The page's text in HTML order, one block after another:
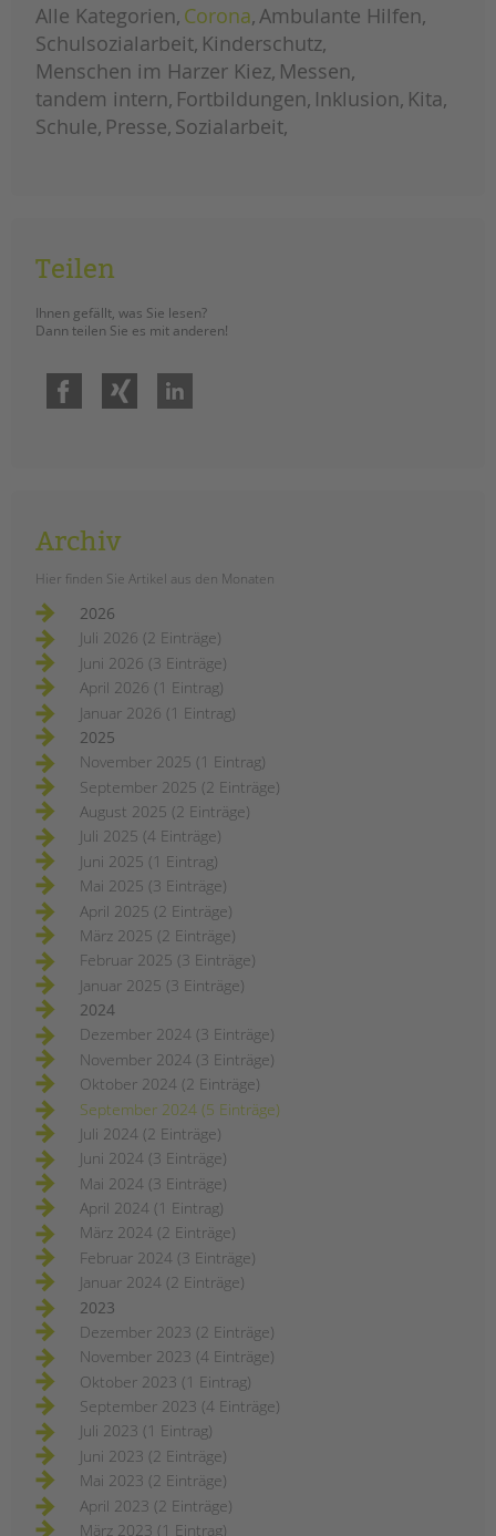
Grünflächenamt abgeholzt wurde,
regte sich in der Schulgemeinschaft
konstruktiver Widerstand.
weiterlesen mit
unterschriftensammlung
und
Alle Kategorien Corona Ambulante Hilfen
Schulsozialarbeit Kinderschutz
Menschen im Harzer Kiez Messen
tandem intern Fortbildungen Inklusion Kita
Schule Presse Sozialarbeit
Teilen
Ihnen gefällt, was Sie lesen?
Dann teilen Sie es mit anderen!
Facebook Xing
Archiv
Hier finden Sie Artikel aus den Monaten
2026
Juli 2026 (2 Einträge)
Juni 2026 (3 Einträge)
April 2026 (1 Eintrag)
Januar 2026 (1 Eintrag)
2025
November 2025 (1 Eintrag)
September 2025 (2 Einträge)
August 2025 (2 Einträge)
Juli 2025 (4 Einträge)
Juni 2025 (1 Eintrag)
Mai 2025 (3 Einträge)
April 2025 (2 Einträge)
März 2025 (2 Einträge)
Februar 2025 (3 Einträge)
Januar 2025 (3 Einträge)
2024
Dezember 2024 (3 Einträge)
November 2024 (3 Einträge)
Oktober 2024 (2 Einträge)
September 2024 (5 Einträge)
Juli 2024 (2 Einträge)
Juni 2024 (3 Einträge)
Mai 2024 (3 Einträge)
April 2024 (1 Eintrag)
März 2024 (2 Einträge)
Februar 2024 (3 Einträge)
Januar 2024 (2 Einträge)
2023
Dezember 2023 (2 Einträge)
November 2023 (4 Einträge)
Oktober 2023 (1 Eintrag)
September 2023 (4 Einträge)
Juli 2023 (1 Eintrag)
Juni 2023 (2 Einträge)
Mai 2023 (2 Einträge)
April 2023 (2 Einträge)
März 2023 (1 Eintrag)